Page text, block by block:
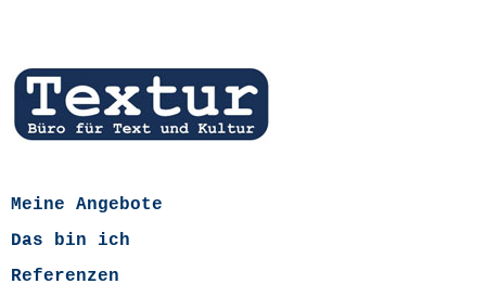
Meine Angebote
Das bin ich
Referenzen